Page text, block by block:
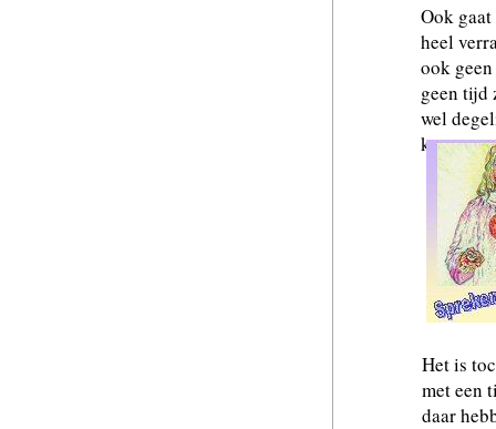
Ook
heel
ook
geen tijd
wel
komen.
Het is
met een
daar